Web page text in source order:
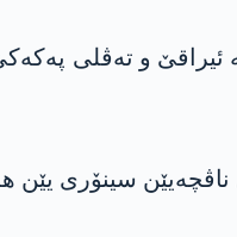
بەکر کنا د سالا 2019